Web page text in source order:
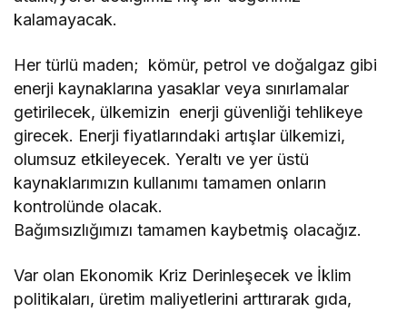
kalamayacak.
Her türlü maden; kömür, petrol ve doğalgaz gibi
enerji kaynaklarına yasaklar veya sınırlamalar
getirilecek, ülkemizin enerji güvenliği tehlikeye
girecek. Enerji fiyatlarındaki artışlar ülkemizi,
olumsuz etkileyecek. Yeraltı ve yer üstü
kaynaklarımızın kullanımı tamamen onların
kontrolünde olacak.
Bağımsızlığımızı tamamen kaybetmiş olacağız.
Var olan Ekonomik Kriz Derinleşecek ve İklim
politikaları, üretim maliyetlerini arttırarak gıda,